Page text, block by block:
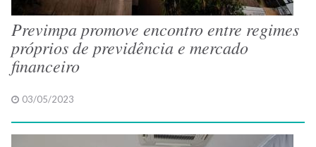
Previmpa promove encontro entre regimes
próprios de previdência e mercado
financeiro
03/05/2023